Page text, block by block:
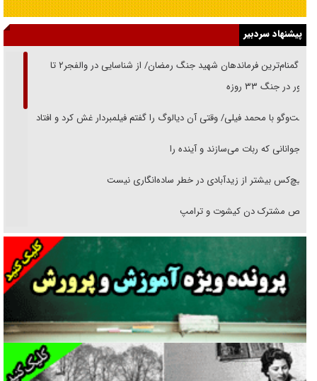
پیشنهاد سردبیر
از گمنام‌ترین فرماندهان شهید جنگ رمضان/ از شناسایی در والفجر۲ تا
حضور در جنگ ۳۳ روزه
گفت‌وگو با محمد فیلی/ وقتی آن دیالوگ را گفتم فیلمبردار غش کرد و افتاد
نوجوانانی که ربات می‌سازند و آینده را
هیچ‌کس بیشتر از زیدآبادی در خطر ساده‌انگاری نیست
رقص مشترک دن کیشوت و ترامپ
دنده دولت به واگذاری مسئله‌دار ایران‌خودرو/ خصوصی‌سازی یا انحصار؟
غریزه‌ی بقا و آقای باقی و رفقا
جراحی‌های زیبایی با مدرک فوق‌دیپلم! + گفت‌وگو با متهم
گفت‌وگو با همسر یکی از شهدای جنگ رمضان/ پیکر بی‌سر شهید را از
انگشت‌های پا شناسایی کردیم